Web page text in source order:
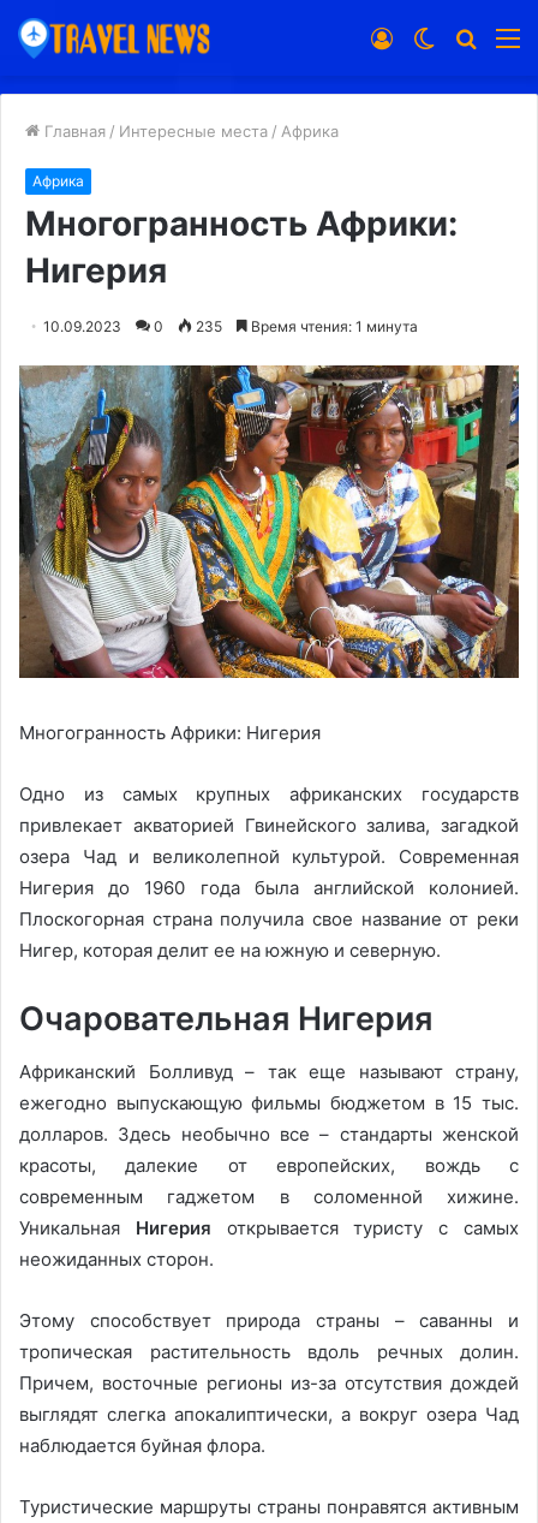
Switch
Войти
Главная / Интересные места / Африка
Африка
Многогранность Африки:
Нигерия
10.09.2023 0 235 Время чтения: 1 минута
Многогранность Африки: Нигерия
Одно из самых крупных африканских государств
привлекает акваторией Гвинейского залива, загадкой
озера Чад и великолепной культурой. Современная
Нигерия до 1960 года была английской колонией.
Плоскогорная страна получила свое название от реки
Нигер, которая делит ее на южную и северную.
Очаровательная Нигерия
Африканский Болливуд – так еще называют страну,
ежегодно выпускающую фильмы бюджетом в 15 тыс.
долларов. Здесь необычно все – стандарты женской
красоты, далекие от европейских, вождь с
современным гаджетом в соломенной хижине.
Уникальная Нигерия открывается туристу с самых
неожиданных сторон.
Этому способствует природа страны – саванны и
тропическая растительность вдоль речных долин.
Причем, восточные регионы из-за отсутствия дождей
выглядят слегка апокалиптически, а вокруг озера Чад
наблюдается буйная флора.
Туристические маршруты страны понравятся активным